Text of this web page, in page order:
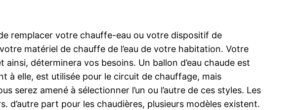
remplacer votre chauffe-eau ou votre dispositif de
matériel de chauffe de l’eau de votre habitation. Votre
déterminera vos besoins. Un ballon d’eau chaude est
à elle, est utilisée pour le circuit de chauffage, mais
serez amené à sélectionner l’un ou l’autre de ces styles. Les
d’autre part pour les chaudières, plusieurs modèles existent.